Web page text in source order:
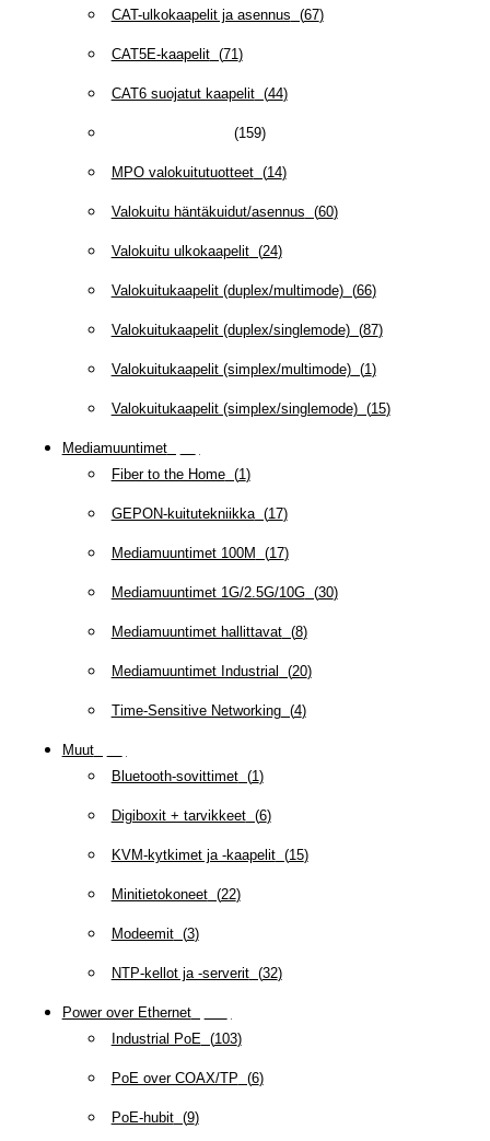
CAT-ulkokaapelit ja asennus (67)
CAT5E-kaapelit(71 )
CAT6 suojatut kaapelit(44)
(159)
MPO valokuitutuotteet(14)
Valokuitu häntäkuidut/asennus (60)
Valokuitu ulkokaapelit(24)
Valokuitukaapelit (duplex/multimode)(66)
Valokuitukaapelit (duplex/singlemode)(87)
Valokuitukaapelit (simplex/multimode)(1 )
Valokuitukaapelit (simplex/singlemode)(15)
Mediamuuntimet(
Fiber to the Home(1 )
GEPON-kuitutekniikka(17)
Mediamuuntimet 100M (17)
Mediamuuntimet 1G/2.5G/10G(30)
Mediamuuntimet hallittavat(8)
Mediamuuntimet Industrial (20)
Time-Sensitive Networking(4)
Muut(
Bluetooth-sovittimet(1 )
Digiboxit + tarvikkeet(6)
KVM-kytkimet ja -kaapelit(15)
Minitietokoneet(22)
Modeemit(3)
NTP-kellot ja -serverit(32)
Power over Ethernet(
Industrial PoE (103)
PoE over COAX/TP (6)
PoE-hubit(9)